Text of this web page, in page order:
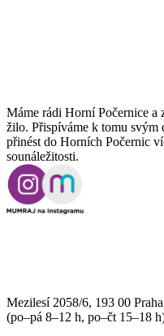
Máme rádi Horní Počernice a
žilo. Přispíváme k tomu svým
přinést do Horních Počernic
sounáležitosti.
Mezilesí 2058/6, 193 00
(po–pá 8–12 h, po–čt 15–18